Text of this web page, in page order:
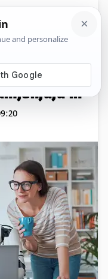
Komentari
ju
pomažu
ih